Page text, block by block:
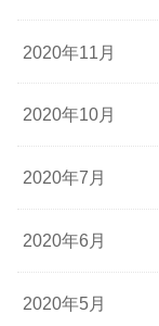
2020年11月
2020年10月
2020年7月
2020年6月
2020年5月